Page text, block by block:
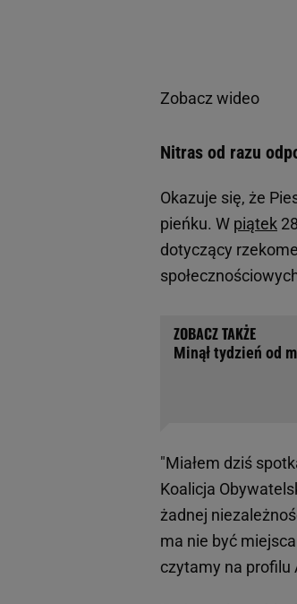
Zobacz wideo
Nitras od razu
Okazuje się, że
pieńku. W piątek
dotyczący
Minął tydzień od
"Miałem dziś
Koalicja
żadnej
ma nie być
czytamy na profilu